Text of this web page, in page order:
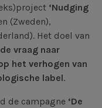
‘Nudging
(Zweden),
Het doel van
vraag naar
het verhogen van
label.
de campagne ‘De